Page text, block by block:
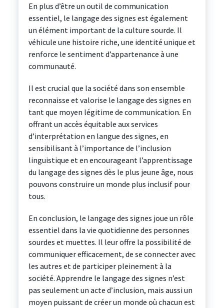
En plus d’être un outil de communication
essentiel, le langage des signes est également
un élément important de la culture sourde. Il
véhicule une histoire riche, une identité unique et
renforce le sentiment d’appartenance à une
communauté.
Il est crucial que la société dans son ensemble
reconnaisse et valorise le langage des signes en
tant que moyen légitime de communication. En
offrant un accès équitable aux services
d’interprétation en langue des signes, en
sensibilisant à l’importance de l’inclusion
linguistique et en encourageant l’apprentissage
du langage des signes dès le plus jeune âge, nous
pouvons construire un monde plus inclusif pour
tous.
En conclusion, le langage des signes joue un rôle
essentiel dans la vie quotidienne des personnes
sourdes et muettes. Il leur offre la possibilité de
communiquer efficacement, de se connecter avec
les autres et de participer pleinement à la
société. Apprendre le langage des signes n’est
pas seulement un acte d’inclusion, mais aussi un
moyen puissant de créer un monde où chacun est